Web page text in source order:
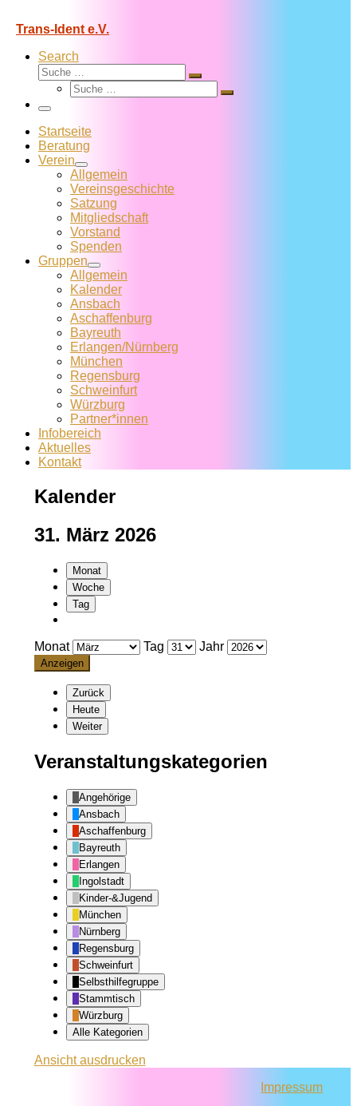
Trans-Ident e.V.
Search
Suche
Suche
Suche
Suche
Menü
Startseite
Beratung
Verein
Allgemein
Vereins­geschichte
Satzung
Mitglied­schaft
Vorstand
Spenden
Gruppen
Allgemein
Kalender
Ansbach
Aschaffenburg
Bayreuth
Erlangen/Nürnberg
München
Regensburg
Schweinfurt
Würzburg
Partner*innen
Infobereich
Aktuelles
Kontakt
Kalender
31. März 2026
Monat
Woche
Tag
Monat Tag Jahr
Zurück
Heute
Weiter
Veranstaltungskategorien
Angehörige
Ansbach
Aschaffenburg
Bayreuth
Erlangen
Ingolstadt
Kinder-&Jugend
München
Nürnberg
Regensburg
Schweinfurt
Selbsthilfegruppe
Stammtisch
Würzburg
Alle Kategorien
Ansichtausdrucken
Impressum